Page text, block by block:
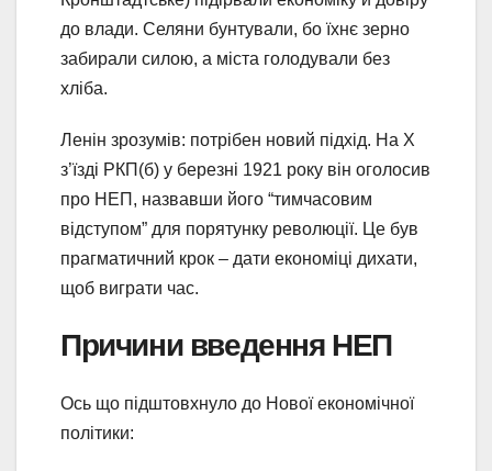
до влади. Селяни бунтували, бо їхнє зерно
забирали силою, а міста голодували без
хліба.
Ленін зрозумів: потрібен новий підхід. На X
з’їзді РКП(б) у березні 1921 року він оголосив
про НЕП, назвавши його “тимчасовим
відступом” для порятунку революції. Це був
прагматичний крок – дати економіці дихати,
щоб виграти час.
Причини введення НЕП
Ось що підштовхнуло до Нової економічної
політики: